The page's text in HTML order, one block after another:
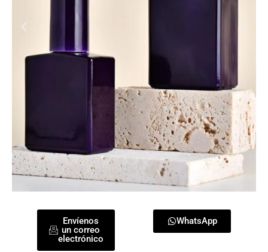
Envíenos
un correo
electrónico
WhatsApp